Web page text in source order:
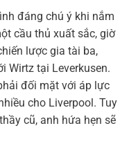
đáng chú ý khi nắm
cầu thủ xuất sắc, giờ
lược gia tài ba,
Wirtz tại Leverkusen.
đối mặt với áp lực
cho Liverpool. Tuy
cũ, anh hứa hẹn sẽ